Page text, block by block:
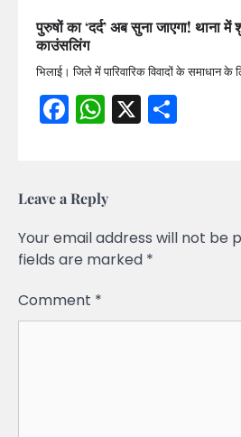
पुरुषों का ‘दर्द’ अब सुना जाएगा! थाना में
काउंसलिंग
भिलाई। जिले में पारिवारिक विवादों के समाधान
Facebook
WhatsApp
X
Leave a Reply
Your email address will not be
fields are marked *
Comment *